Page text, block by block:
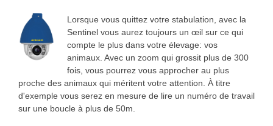
Lorsque vous quittez votre stabulation, avec la
Sentinel vous aurez toujours un œil sur ce qui
compte le plus dans votre élevage: vos
animaux. Avec un zoom qui grossit plus de 300
fois, vous pourrez vous approcher au plus
proche des animaux qui méritent votre attention. À titre
d'exemple vous serez en mesure de lire un numéro de travail
sur une boucle à plus de 50m.